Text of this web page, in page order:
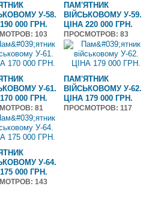
У-58.
000 ГРН.
: 103
ПАМ'ЯТНИК
ВІЙСЬКОВОМУ У-59.
ЦІНА 220 000 ГРН.
ПРОСМОТРОВ: 83
У-61.
000 ГРН.
: 81
ПАМ'ЯТНИК
ВІЙСЬКОВОМУ У-62.
ЦІНА 179 000 ГРН.
ПРОСМОТРОВ: 117
У-64.
000 ГРН.
: 143